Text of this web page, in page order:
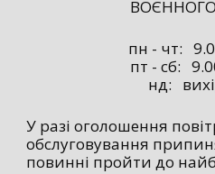
пн - чт:
пт - сб:
нд:
У разі оголошення
обслуговування
повинні пройти до